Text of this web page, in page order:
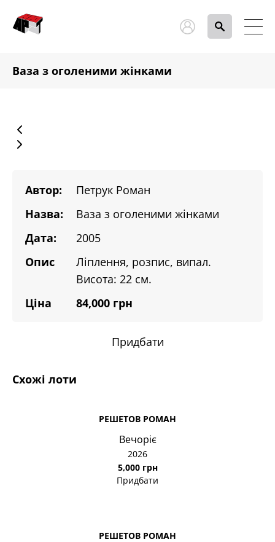
Ваза з оголеними жінками
Автор:
Петрук Роман
Назва:
Ваза з оголеними жінками
Дата:
2005
Опис
Ліплення, розпис, випал.
Висота: 22 см.
Ціна
84,000 грн
Придбати
Схожі лоти
РЕШЕТОВ РОМАН
Вечоріє
2026
5,000 грн
Придбати
РЕШЕТОВ РОМАН